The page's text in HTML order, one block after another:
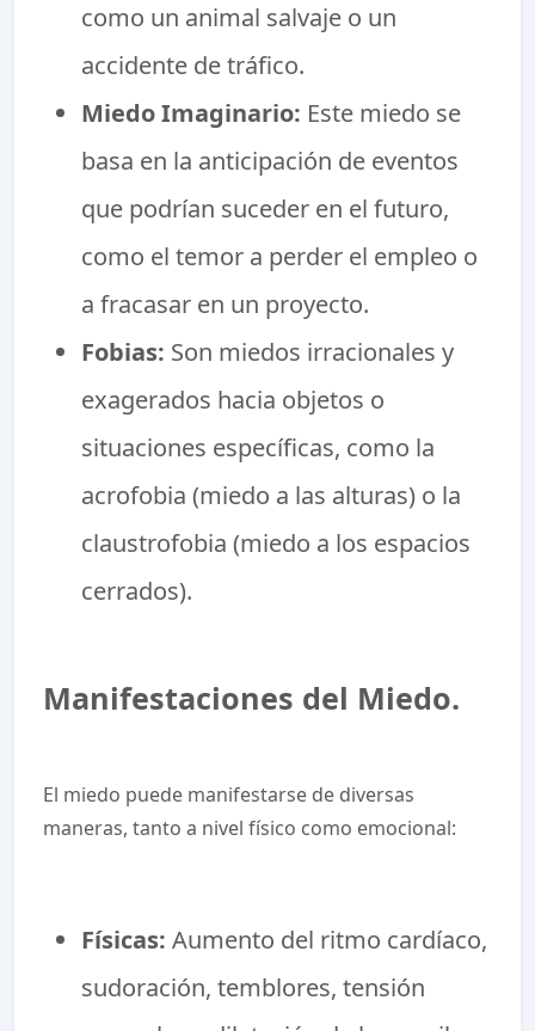
como un animal salvaje o un
accidente de tráfico.
Miedo Imaginario: Este miedo se
basa en la anticipación de eventos
que podrían suceder en el futuro,
como el temor a perder el empleo o
a fracasar en un proyecto.
Fobias: Son miedos irracionales y
exagerados hacia objetos o
situaciones específicas, como la
acrofobia (miedo a las alturas) o la
claustrofobia (miedo a los espacios
cerrados).
Manifestaciones del Miedo.
El miedo puede manifestarse de diversas
maneras, tanto a nivel físico como emocional:
Físicas: Aumento del ritmo cardíaco,
sudoración, temblores, tensión